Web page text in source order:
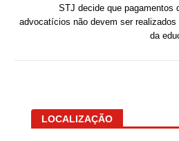
STJ decide que pagamentos
advocatícios não devem ser realizados
da
LOCALIZAÇÃO